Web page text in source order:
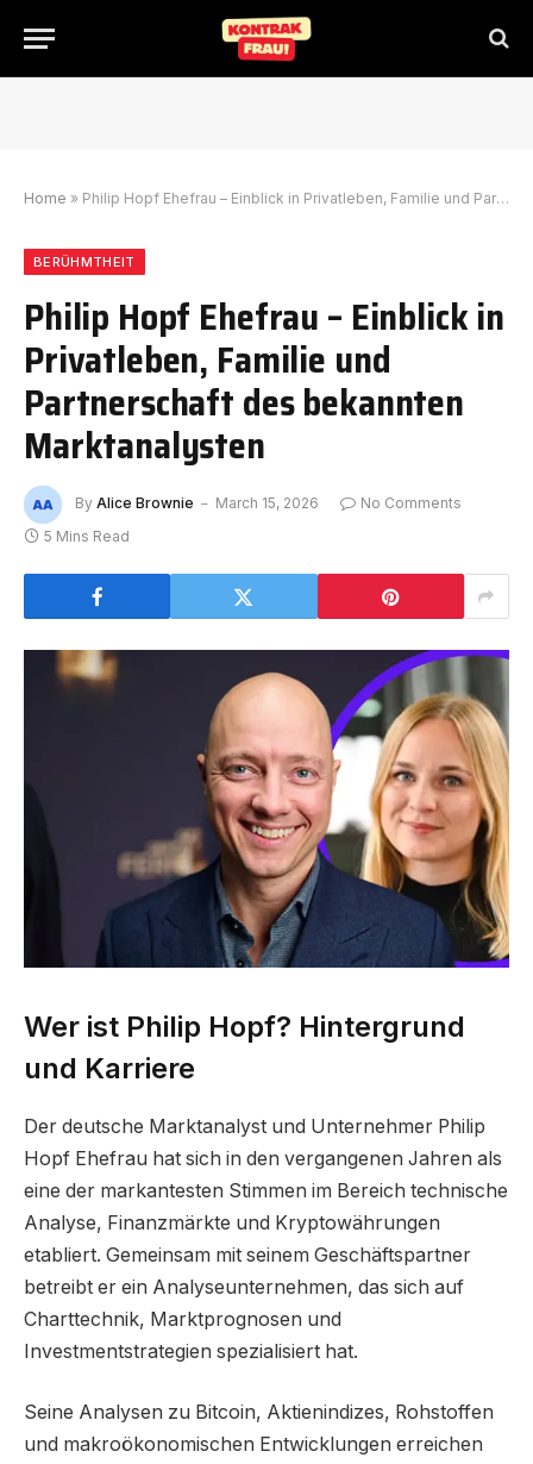
Home » Philip Hopf Ehefrau – Einblick in Privatleben, Familie und Partnerschaft des bekannten Marktanalysten
BERÜHMTHEIT
Philip Hopf Ehefrau – Einblick in
Privatleben, Familie und
Partnerschaft des bekannten
Marktanalysten
By Alice Brownie March 15, 2026
No Comments
5 Mins Read
Wer ist Philip Hopf? Hintergrund
und Karriere
Der deutsche Marktanalyst und Unternehmer Philip
Hopf Ehefrau hat sich in den vergangenen Jahren als
eine der markantesten Stimmen im Bereich technische
Analyse, Finanzmärkte und Kryptowährungen
etabliert. Gemeinsam mit seinem Geschäftspartner
betreibt er ein Analyseunternehmen, das sich auf
Charttechnik, Marktprognosen und
Investmentstrategien spezialisiert hat.
Seine Analysen zu Bitcoin, Aktienindizes, Rohstoffen
und makroökonomischen Entwicklungen erreichen